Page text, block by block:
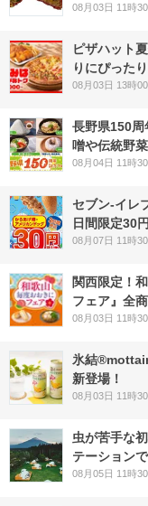
08月03日 11時
ピザハット
りにぴった
08月03日 13時
長野県150
噌や伝統野
08月04日 11時
セブン‐イレ
日間限定30
08月07日 11時
関西限定！
フェア』全
08月03日 11時
氷結
新登場！
08月03日 11時
虫が苦手な
テーション
08月05日 11時